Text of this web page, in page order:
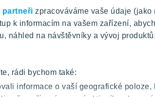
partneři zpracováváme vaše údaje
k informacím na vašem zařízení,
náhled na návštěvníky a vývoj
rádi bychom také:
informace o vaší geografické
Postup koupě
Klientské změny
Aktuality
O nás